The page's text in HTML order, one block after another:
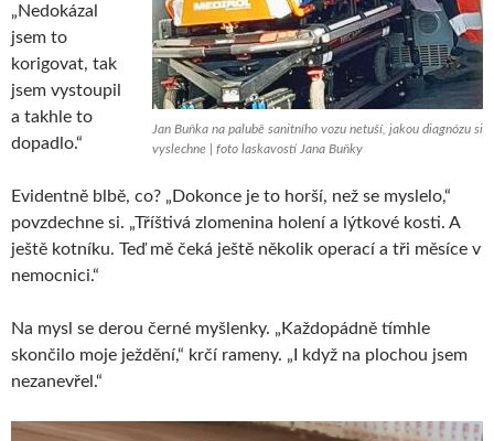
Jan Buňka na palubě sanitního vozu netuší, jakou diagnózu si
vyslechne | foto laskavostí Jana Buňky
„Nedokázal
jsem to
korigovat, tak
jsem vystoupil
a takhle to
dopadlo.“
Evidentně blbě, co? „Dokonce je to horší, než se myslelo,“
povzdechne si. „Tříštivá zlomenina holení a lýtkové kosti. A
ještě kotníku. Teď mě čeká ještě několik operací a tři měsíce v
nemocnici.“
Na mysl se derou černé myšlenky. „Každopádně tímhle
skončilo moje ježdění,“ krčí rameny. „I když na plochou jsem
nezanevřel.“